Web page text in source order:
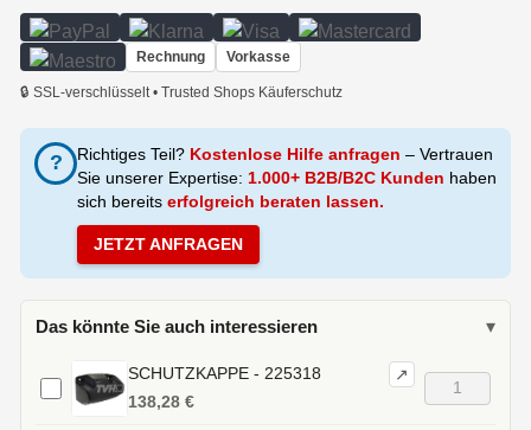
Rechnung Vorkasse
🔒 SSL-verschlüsselt • Trusted Shops Käuferschutz
? Richtiges Teil? Kostenlose Hilfe anfragen – Vertrauen
Sie unserer Expertise: 1.000+ B2B/B2C Kunden haben
sich bereits erfolgreich beraten lassen.
JETZT ANFRAGEN
Das könnte Sie auch interessieren ▾
SCHUTZKAPPE - 225318 ↗
138,28 €